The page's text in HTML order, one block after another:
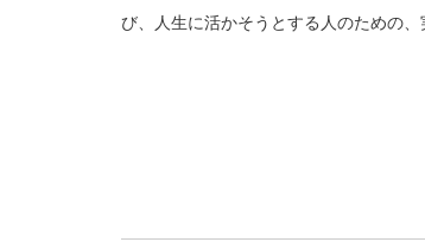
び、人生に活かそうとする人のための